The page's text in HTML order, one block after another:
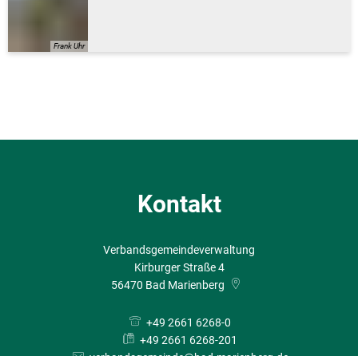
Frank Uhr
Kontakt
Verbandsgemeindeverwaltung
Kirburger Straße 4
56470 Bad Marienberg
+49 2661 6268-0
+49 2661 6268-201